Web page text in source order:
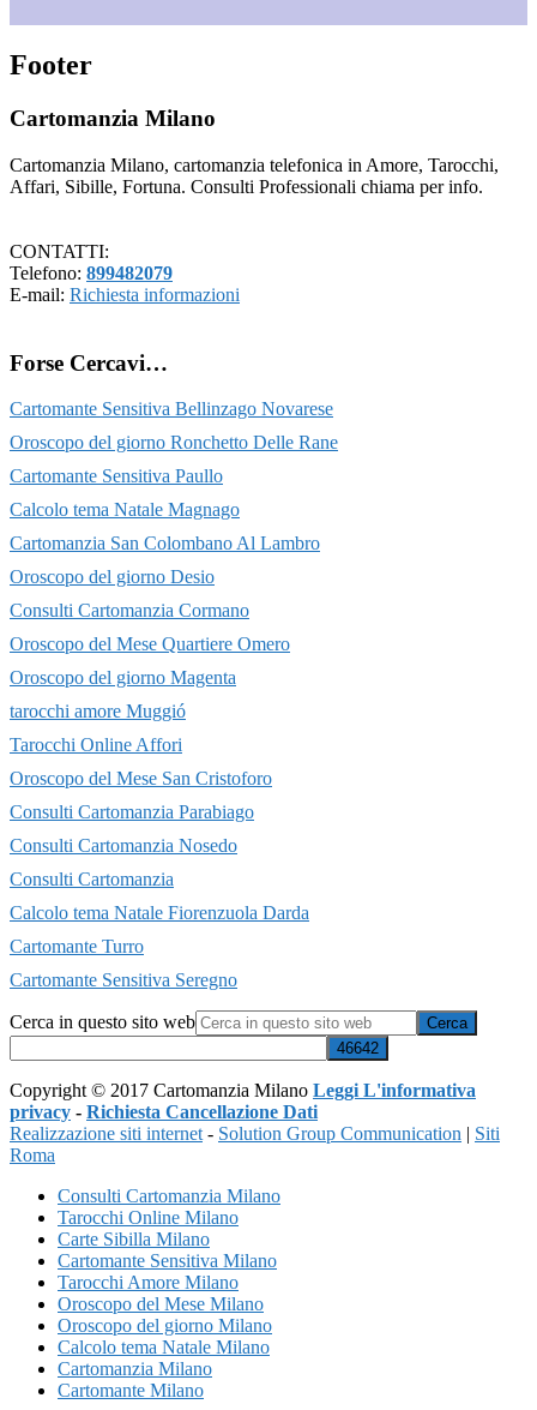
Footer
Cartomanzia Milano
Cartomanzia Milano, cartomanzia telefonica in Amore, Tarocchi,
Affari, Sibille, Fortuna. Consulti Professionali chiama per info.
CONTATTI:
Telefono: 899482079
E-mail: Richiesta informazioni
Forse Cercavi…
Cartomante Sensitiva Bellinzago Novarese
Oroscopo del giorno Ronchetto Delle Rane
Cartomante Sensitiva Paullo
Calcolo tema Natale Magnago
Cartomanzia San Colombano Al Lambro
Oroscopo del giorno Desio
Consulti Cartomanzia Cormano
Oroscopo del Mese Quartiere Omero
Oroscopo del giorno Magenta
tarocchi amore Muggió
Tarocchi Online Affori
Oroscopo del Mese San Cristoforo
Consulti Cartomanzia Parabiago
Consulti Cartomanzia Nosedo
Consulti Cartomanzia
Calcolo tema Natale Fiorenzuola Darda
Cartomante Turro
Cartomante Sensitiva Seregno
Cerca in questo sito web
Copyright © 2017 Cartomanzia Milano Leggi L'informativa
privacy - Richiesta Cancellazione Dati
Realizzazione siti internet- Solution Group Communication | Siti
Roma
Consulti Cartomanzia Milano
Tarocchi Online Milano
Carte Sibilla Milano
Cartomante Sensitiva Milano
Tarocchi Amore Milano
Oroscopo del Mese Milano
Oroscopo del giorno Milano
Calcolo tema Natale Milano
Cartomanzia Milano
Cartomante Milano